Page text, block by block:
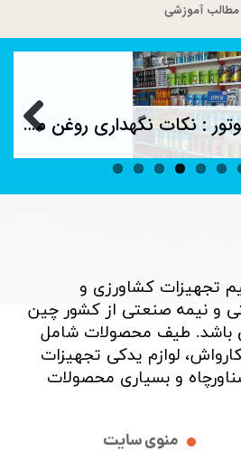
آموزشی
افزایش کارکرد روغن موتور : نکات نگهداری روغن موتور ماشین
تجهیزات کشاورزی و
و نیمه صنعتی از کشور چین
باشد. طیف محصولات شامل
لوازم یدکی تجهیزات
و بسیاری محصولات
منوی سایت